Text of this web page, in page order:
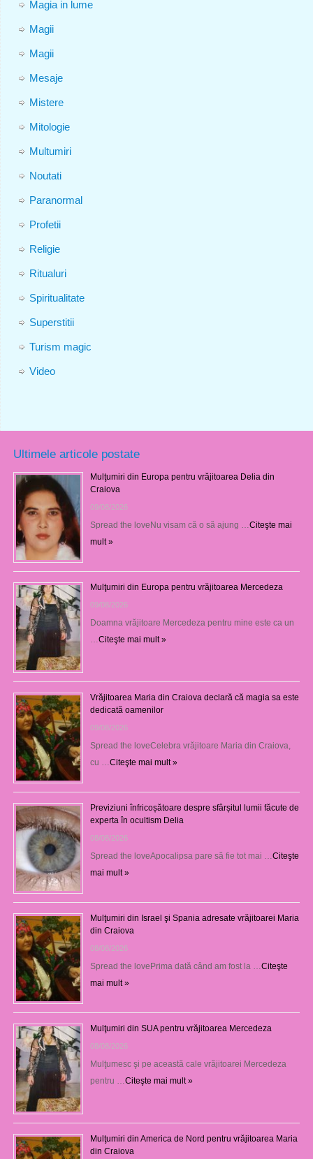
Magia in lume
Magii
Magii
Mesaje
Mistere
Mitologie
Multumiri
Noutati
Paranormal
Profetii
Religie
Ritualuri
Spiritualitate
Superstitii
Turism magic
Video
Ultimele articole postate
Mulţumiri din Europa pentru vrăjitoarea Delia din
Craiova
09/08/2026
Spread the loveNu visam că o să ajung … Citeşte mai
mult »
Mulţumiri din Europa pentru vrăjitoarea Mercedeza
09/08/2026
Doamna vrăjitoare Mercedeza pentru mine este ca un
Citeşte mai mult »
Vrăjitoarea Maria din Craiova declară că magia sa este
dedicată oamenilor
09/08/2026
Spread the loveCelebra vrăjitoare Maria din Craiova,
cu … Citeşte mai mult »
Previziuni înfricoșătoare despre sfârșitul lumii făcute de
experta în ocultism Delia
08/08/2026
Spread the loveApocalipsa pare să fie tot mai … Citeşte
mai mult »
Mulţumiri din Israel şi Spania adresate vrăjitoarei Maria
din Craiova
08/08/2026
Spread the lovePrima dată când am fost la … Citeşte
mai mult »
Mulţumiri din SUA pentru vrăjitoarea Mercedeza
08/08/2026
Mulţumesc şi pe această cale vrăjitoarei Mercedeza
pentru … Citeşte mai mult »
Mulţumiri din America de Nord pentru vrăjitoarea Maria
din Craiova